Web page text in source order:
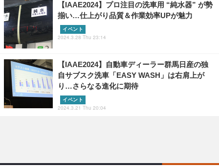
【IAAE2024】プロ注目の洗車用 “純水器” が勢
揃い…仕上がり品質＆作業効率UPが魅力
イベント
2024.3.28 Thu 23:14
【IAAE2024】自動車ディーラー群馬日産の独
自サブスク洗車「EASY WASH」は右肩上が
り…さらなる進化に期待
イベント
2024.3.21 Thu 20:04